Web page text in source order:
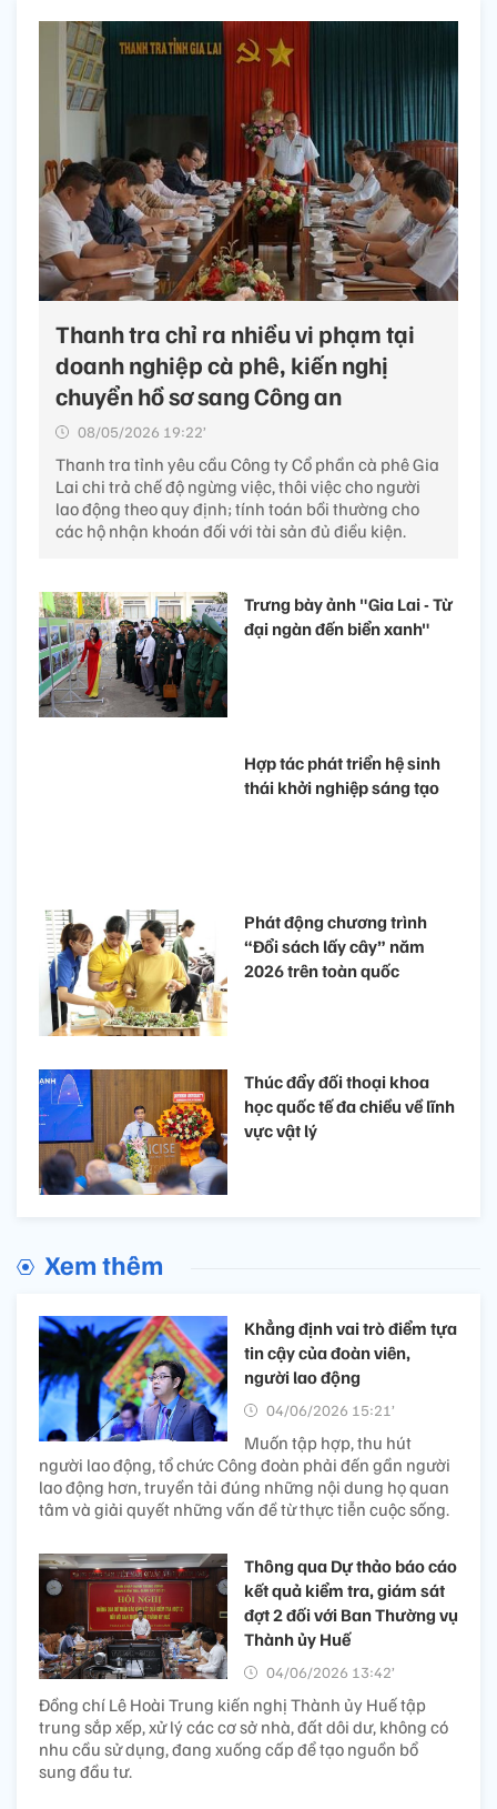
Thanh tra chỉ ra nhiều vi phạm tại
doanh nghiệp cà phê, kiến nghị
chuyển hồ sơ sang Công an
08/05/2026 19:22’
Thanh tra tỉnh yêu cầu Công ty Cổ phần cà phê Gia
Lai chi trả chế độ ngừng việc, thôi việc cho người
lao động theo quy định; tính toán bồi thường cho
các hộ nhận khoán đối với tài sản đủ điều kiện.
Trưng bày ảnh "Gia Lai - Từ
đại ngàn đến biển xanh"
Hợp tác phát triển hệ sinh
thái khởi nghiệp sáng tạo
Phát động chương trình
“Đổi sách lấy cây” năm
2026 trên toàn quốc
Thúc đẩy đối thoại khoa
học quốc tế đa chiều về lĩnh
vực vật lý
Xem thêm
Khẳng định vai trò điểm tựa
tin cậy của đoàn viên,
người lao động
04/06/2026 15:21’
Muốn tập hợp, thu hút
người lao động, tổ chức Công đoàn phải đến gần người
lao động hơn, truyền tải đúng những nội dung họ quan
tâm và giải quyết những vấn đề từ thực tiễn cuộc sống.
Thông qua Dự thảo báo cáo
kết quả kiểm tra, giám sát
đợt 2 đối với Ban Thường vụ
Thành ủy Huế
04/06/2026 13:42’
Đồng chí Lê Hoài Trung kiến nghị Thành ủy Huế tập
trung sắp xếp, xử lý các cơ sở nhà, đất dôi dư, không có
nhu cầu sử dụng, đang xuống cấp để tạo nguồn bổ
sung đầu tư.